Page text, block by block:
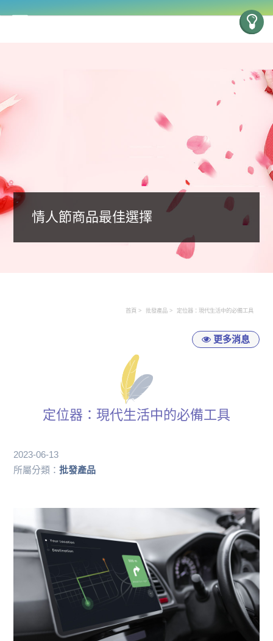
情人節商品最佳選擇
首頁 批發產品 定位器：現代生活中的必備工具
更多消息
定位器：現代生活中的必備工具
2023-06-13
所屬分類：批發產品